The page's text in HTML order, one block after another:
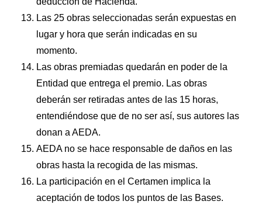
Las 25 obras seleccionadas serán expuestas en
lugar y hora que serán indicadas en su
momento.
Las obras premiadas quedarán en poder de la
Entidad que entrega el premio. Las obras
deberán ser retiradas antes de las 15 horas,
entendiéndose que de no ser así, sus autores las
donan a AEDA.
AEDA no se hace responsable de daños en las
obras hasta la recogida de las mismas.
La participación en el Certamen implica la
aceptación de todos los puntos de las Bases.